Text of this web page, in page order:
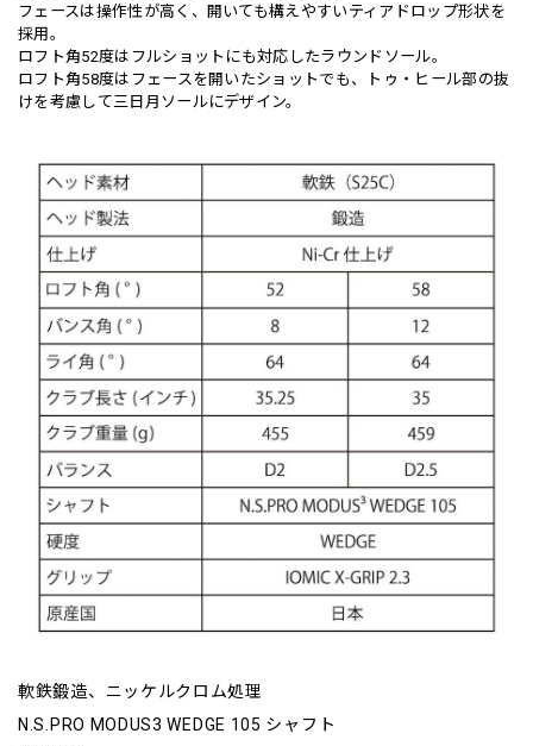
フェースは操作性が高く、開いても構えやすいティアドロップ形状を
採用。
ロフト角52度はフルショットにも対応したラウンドソール。
ロフト角58度はフェースを開いたショットでも、トゥ・ヒール部の抜
けを考慮して三日月ソールにデザイン。
軟鉄鍛造、ニッケルクロム処理
N.S.PRO MODUS3 WEDGE 105 シャフト